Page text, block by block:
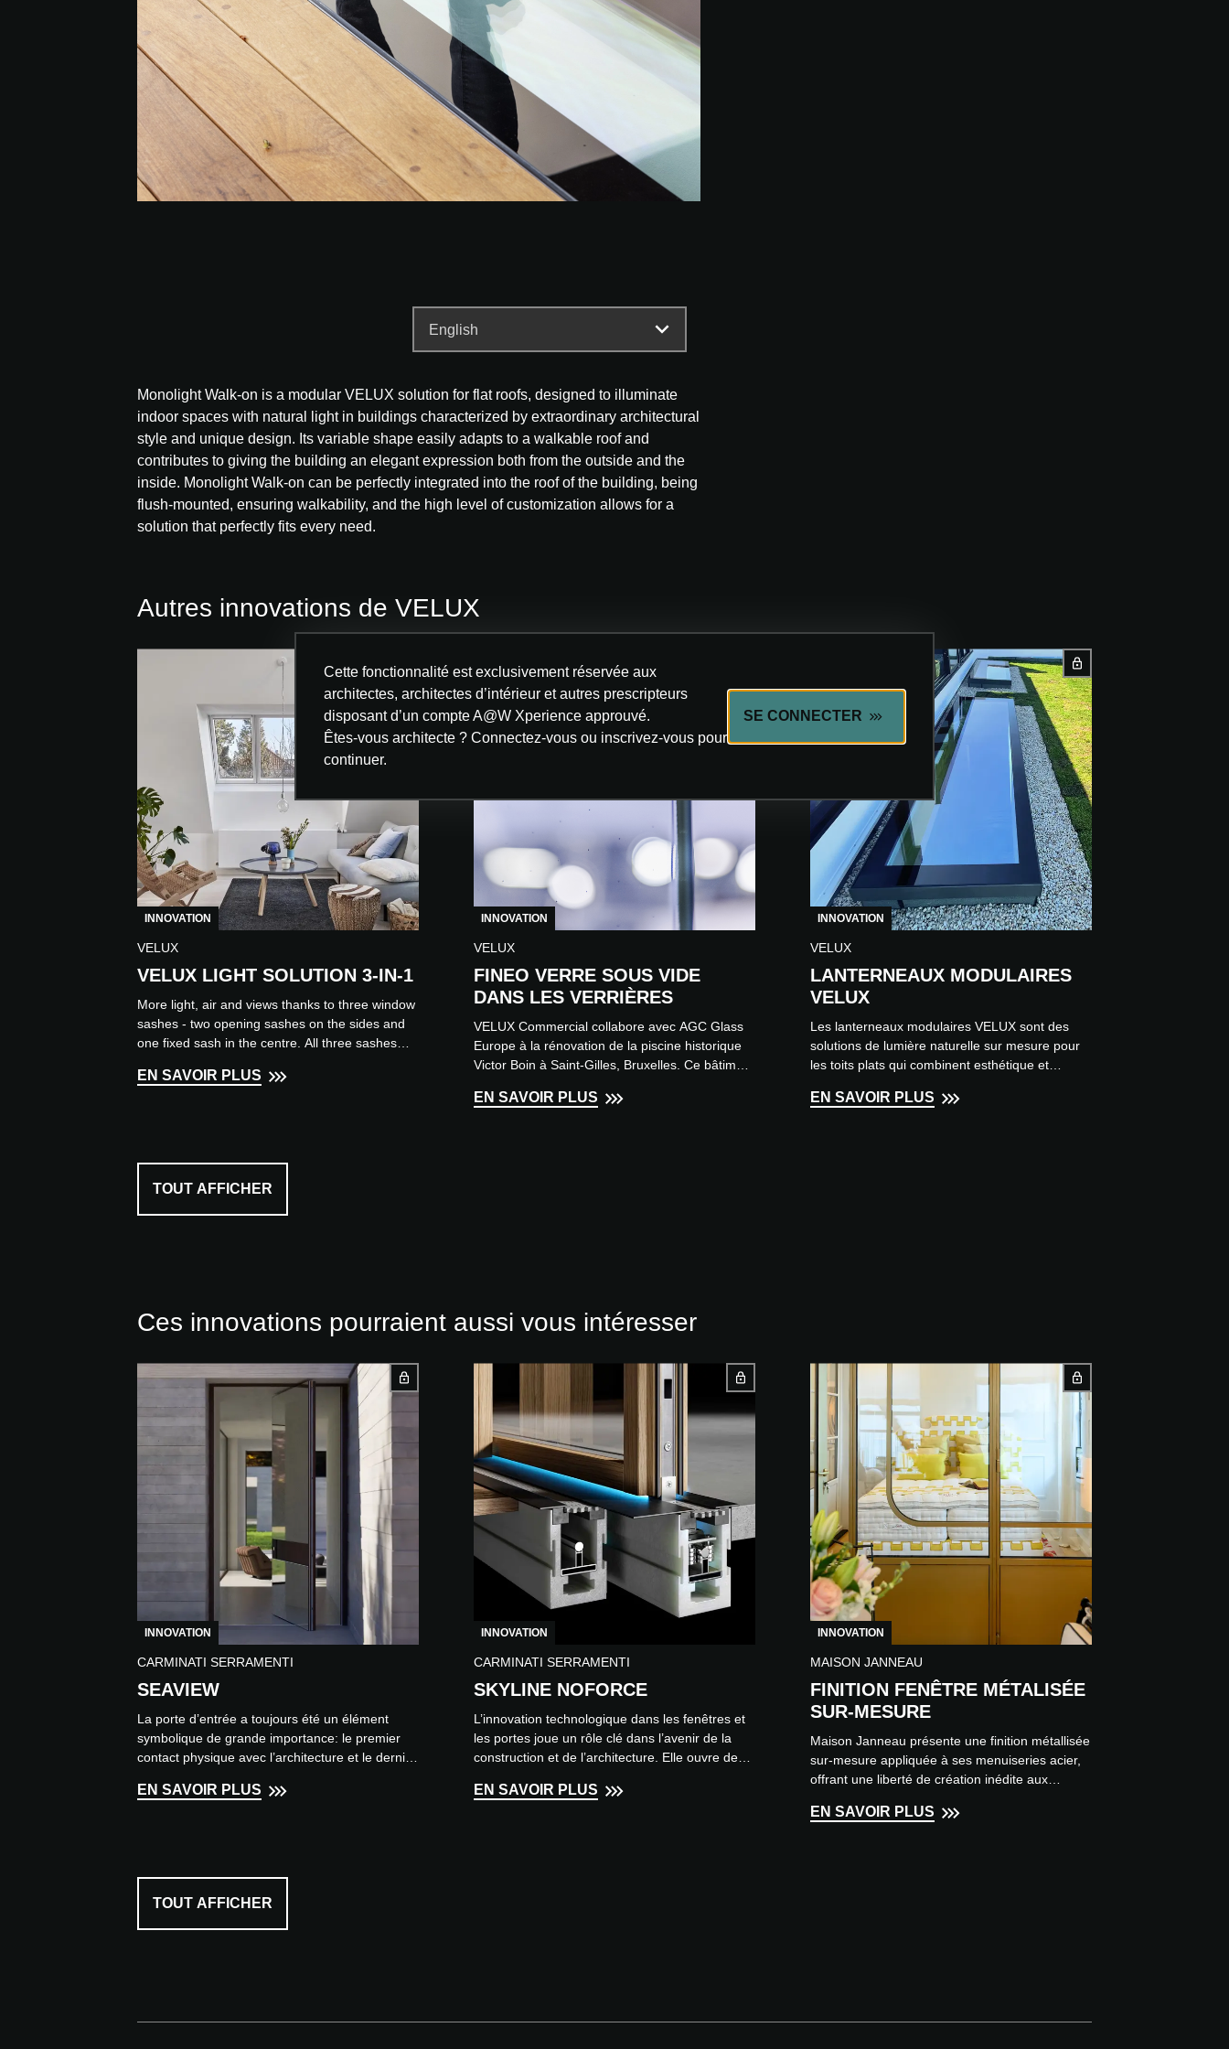
Cette fonctionnalité est exclusivement réservée aux
architectes, architectes d’intérieur et autres prescripteurs
disposant d’un compte A@W Xperience approuvé.
Êtes-vous architecte ? Connectez-vous ou inscrivez-vous pour
continuer.
SE CONNECTER
Monolight Walk-on is a modular VELUX solution for flat roofs, designed to illuminate
indoor spaces with natural light in buildings characterized by extraordinary architectural
style and unique design. Its variable shape easily adapts to a walkable roof and
contributes to giving the building an elegant expression both from the outside and the
inside. Monolight Walk-on can be perfectly integrated into the roof of the building, being
flush-mounted, ensuring walkability, and the high level of customization allows for a
solution that perfectly fits every need.
Autres innovations de VELUX
INNOVATION
VELUX
VELUX LIGHT SOLUTION 3-IN-1
More light, air and views thanks to three window
sashes - two opening sashes on the sides and
one fixed sash in the centre. All three sashes
EN SAVOIR PLUS
INNOVATION
VELUX
FINEO VERRE SOUS VIDE
DANS LES VERRIÈRES
VELUX Commercial collabore avec AGC Glass
Europe à la rénovation de la piscine historique
Victor Boin à Saint-Gilles, Bruxelles. Ce bâtiment
EN SAVOIR PLUS
INNOVATION
VELUX
LANTERNEAUX MODULAIRES
VELUX
Les lanterneaux modulaires VELUX sont des
solutions de lumière naturelle sur mesure pour
les toits plats qui combinent esthétique et
EN SAVOIR PLUS
TOUT AFFICHER
Ces innovations pourraient aussi vous intéresser
INNOVATION
CARMINATI SERRAMENTI
SEAVIEW
La porte d’entrée a toujours été un élément
symbolique de grande importance: le premier
contact physique avec l’architecture et le dernier
EN SAVOIR PLUS
INNOVATION
CARMINATI SERRAMENTI
SKYLINE NOFORCE
L’innovation technologique dans les fenêtres et
les portes joue un rôle clé dans l’avenir de la
construction et de l’architecture. Elle ouvre de
EN SAVOIR PLUS
INNOVATION
MAISON JANNEAU
FINITION FENÊTRE MÉTALISÉE
SUR-MESURE
Maison Janneau présente une finition métallisée
sur-mesure appliquée à ses menuiseries acier,
offrant une liberté de création inédite aux
EN SAVOIR PLUS
TOUT AFFICHER